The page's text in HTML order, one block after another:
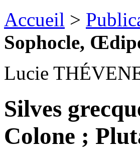
Accueil >
Sophocle,
Lucie
Silves
Colone ;